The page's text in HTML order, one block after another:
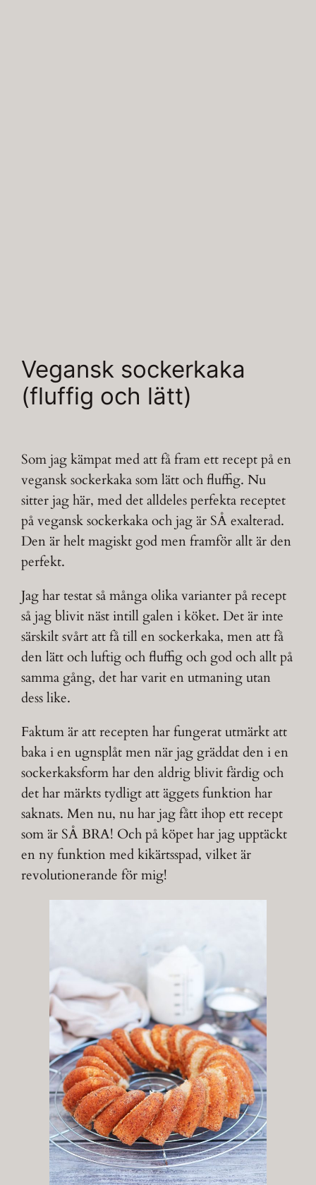
Vegansk sockerkaka
(fluffig och lätt)
Som jag kämpat med att få fram ett recept på en
vegansk sockerkaka som lätt och fluffig. Nu
sitter jag här, med det alldeles perfekta receptet
på vegansk sockerkaka och jag är SÅ exalterad.
Den är helt magiskt god men framför allt är den
perfekt.
Jag har testat så många olika varianter på recept
så jag blivit näst intill galen i köket. Det är inte
särskilt svårt att få till en sockerkaka, men att få
den lätt och luftig och fluffig och god och allt på
samma gång, det har varit en utmaning utan
dess like.
Faktum är att recepten har fungerat utmärkt att
baka i en ugnsplåt men när jag gräddat den i en
sockerkaksform har den aldrig blivit färdig och
det har märkts tydligt att äggets funktion har
saknats. Men nu, nu har jag fått ihop ett recept
som är SÅ BRA! Och på köpet har jag upptäckt
en ny funktion med kikärtsspad, vilket är
revolutionerande för mig!